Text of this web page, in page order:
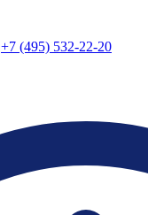
+7 (495) 532-22-20